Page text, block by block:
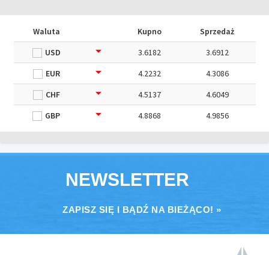
Waluta Kupno
Sprzedaż
USD
3.6182
3.6912
EUR
4.2232
4.3086
CHF
4.5137
4.6049
GBP
4.8868 4.9856
NEWSLETTER
ZAPISZ SIĘ I BĄDŹ NA BIEŻĄCO! »